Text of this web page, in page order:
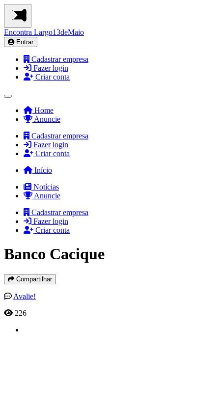
Encontra Largo13deMaio
Entrar
Cadastrar empresa
Fazer login
Criar conta
Home
Anuncie
Cadastrar empresa
Fazer login
Criar conta
Início
Notícias
Anuncie
Cadastrar empresa
Fazer login
Criar conta
Banco Cacique
Compartilhar
Avalie!
226